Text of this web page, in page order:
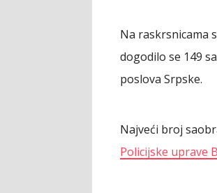
Na raskrsnicama
dogodilo se 149
poslova Srpske.
Najveći broj
Policijske uprave